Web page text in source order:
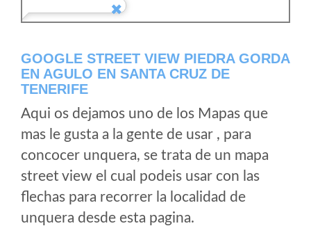
GOOGLE STREET VIEW PIEDRA GORDA
EN AGULO EN SANTA CRUZ DE
TENERIFE
Aqui os dejamos uno de los Mapas que
mas le gusta a la gente de usar , para
concocer unquera, se trata de un mapa
street view el cual podeis usar con las
flechas para recorrer la localidad de
unquera desde esta pagina.